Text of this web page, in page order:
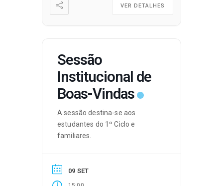
VER DETALHES
Sessão
Institucional de
Boas-Vindas
A sessão destina-se aos
estudantes do 1º Ciclo e
familiares.
09 SET